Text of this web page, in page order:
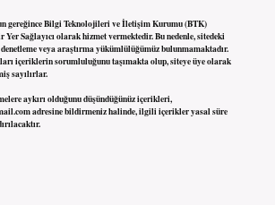
gereğince Bilgi Teknolojileri ve İletişim Kurumu (BTK)
Yer Sağlayıcı olarak hizmet vermektedir. Bu nedenle, sitedeki
veya araştırma yükümlülüğümüz bulunmamaktadır.
içeriklerin sorumluluğunu taşımakta olup, siteye üye olarak
sayılırlar.
aykırı olduğunu düşündüğünüz içerikleri,
adresine bildirmeniz halinde, ilgili içerikler yasal süre